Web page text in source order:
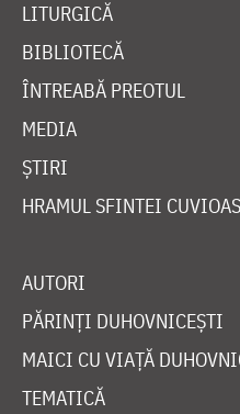
LITURGICĂ
BIBLIOTECĂ
ÎNTREABĂ PREOTUL
MEDIA
ȘTIRI
HRAMUL SFINTEI
AUTORI
PĂRINȚI DUHOVNICEȘTI
MAICI CU VIAȚĂ
TEMATICĂ